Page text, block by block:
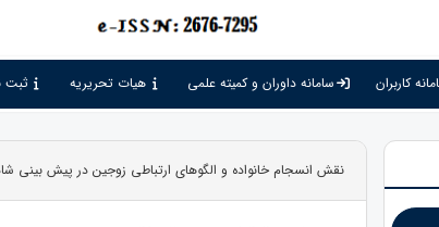
کاربران سامانه داوران و کمیته علمی هیات تحریریه ثبت
نقش انسجام خانواده و الگوهای ارتباطی زوجین در پیش بینی